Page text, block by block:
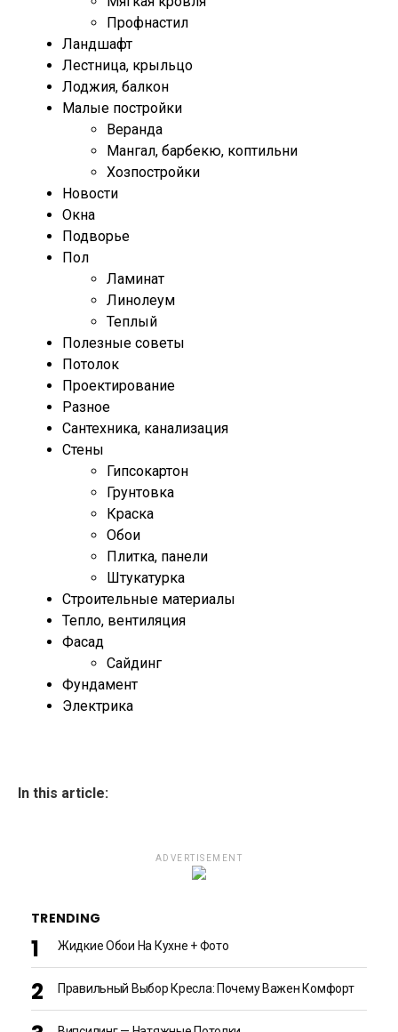
Профнастил
Ландшафт
Лестница, крыльцо
Лоджия, балкон
Малые постройки
Веранда
Мангал, барбекю, коптильни
Хозпостройки
Новости
Окна
Подворье
Пол
Ламинат
Линолеум
Теплый
Полезные советы
Потолок
Проектирование
Разное
Сантехника, канализация
Стены
Гипсокартон
Грунтовка
Краска
Обои
Плитка, панели
Штукатурка
Строительные материалы
Тепло, вентиляция
Фасад
Сайдинг
Фундамент
Электрика
In this article:
ADVERTISEMENT
TRENDING
Жидкие Обои На Кухне + Фото
Правильный Выбор Кресла: Почему Важен Комфорт